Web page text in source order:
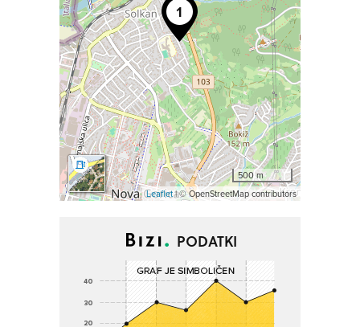
500 m
Leaflet| © OpenStreetMap contributors
PODATKI